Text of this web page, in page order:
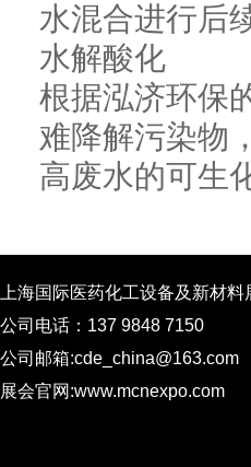
水混合进行后
水解酸化
根据泓济环保
难降解污染物
高废水的可生
上海国际医药化工设备及新材
公司电话：137 9848 7150
公司邮箱:cde_china@163.com
展会官网:www.mcnexpo.com